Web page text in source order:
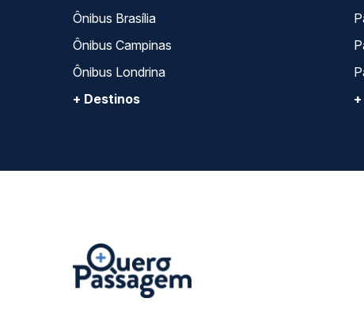
Ônibus Brasília
Ônibus Campinas
Ônibus Londrina
+ Destinos